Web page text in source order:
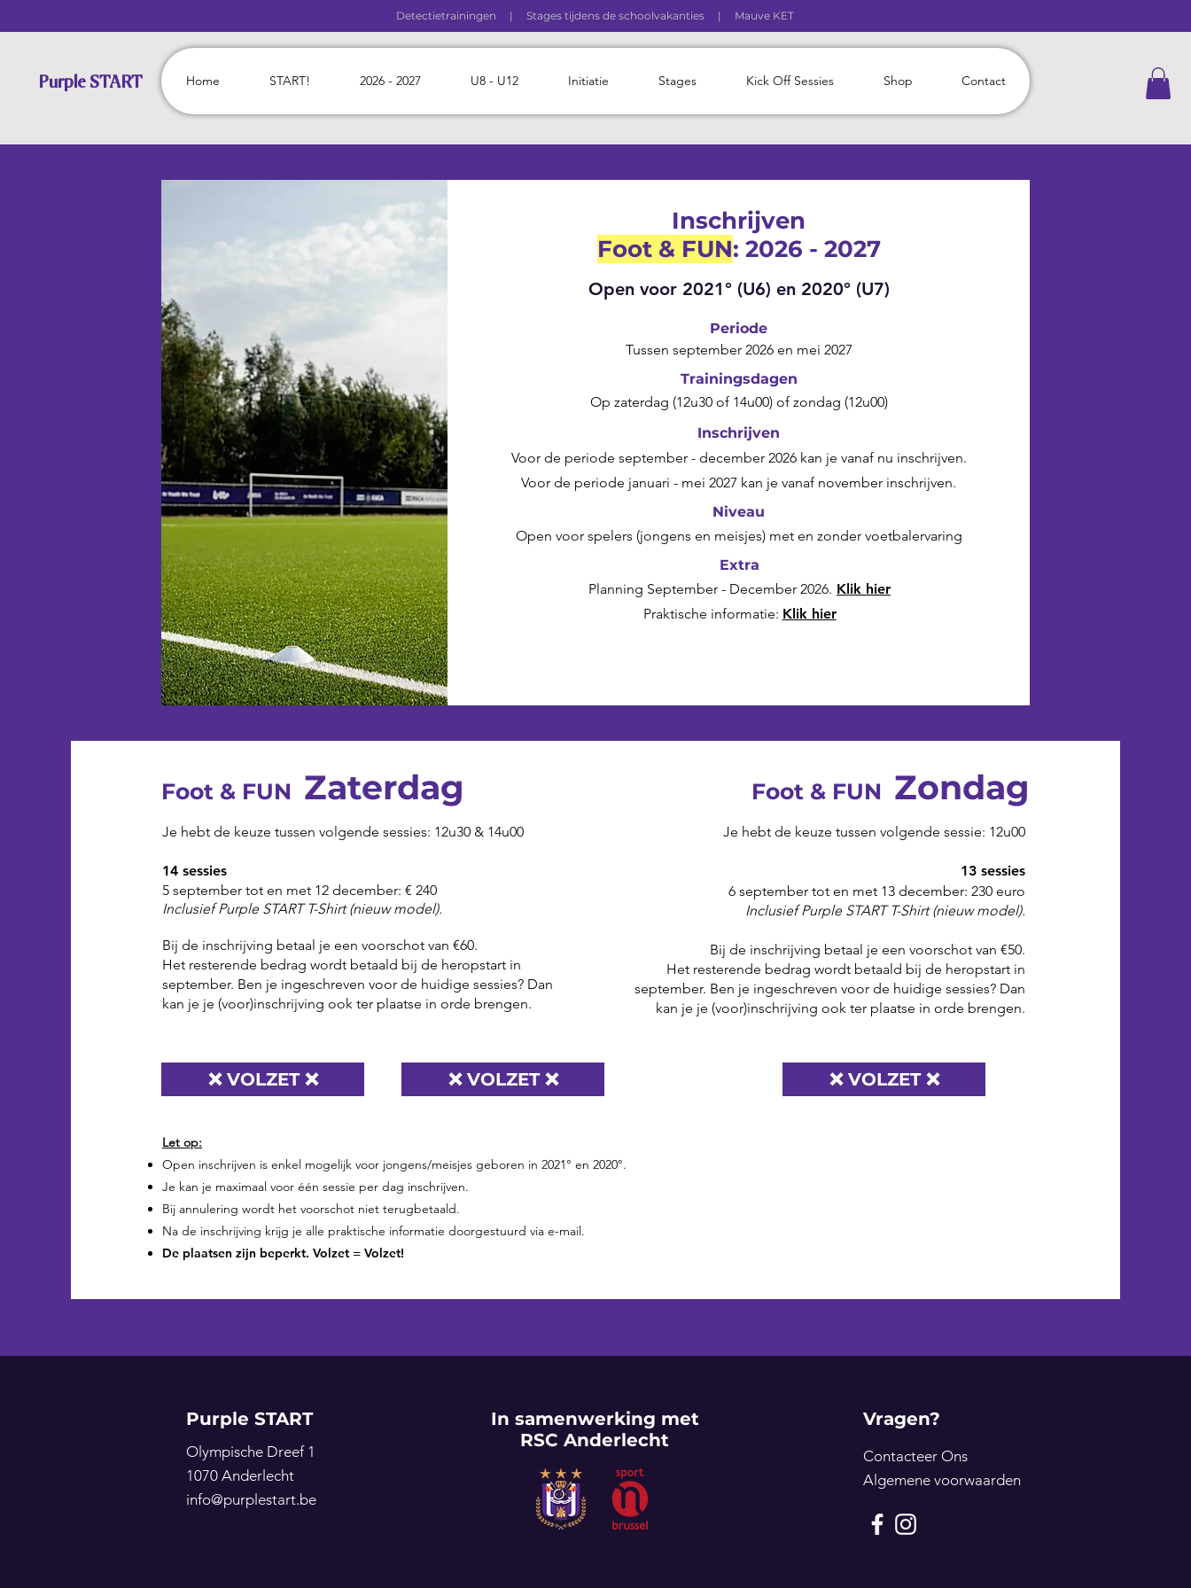
Detectietrainingen | Stages tijdens de schoolvakanties | Mauve KET
Purple START Home START! 2026 - 2027 U8 - U12 Initiatie Stages Kick Off Sessies Shop Contact
Inschrijven
Foot & FUN: 2026 - 2027
Open voor 2021° (U6) en 2020° (U7)
Periode
Tussen september 2026 en mei 2027
Trainingsdagen
Op zaterdag (12u30 of 14u00) of zondag (12u00)
Inschrijven
Voor de periode september - december 2026 kan je vanaf nu inschrijven.
Voor de periode januari - mei 2027 kan je vanaf november inschrijven.
Niveau
Open voor spelers (jongens en meisjes) met en zonder voetbalervaring
Extra
Planning September - December 2026. Klik hier
Praktische informatie: Klik hier
Foot & FUN Zaterdag
Je hebt de keuze tussen volgende sessies: 12u30 & 14u00
14 sessies
5 september tot en met 12 december: € 240
Inclusief Purple START T-Shirt (nieuw model).
Bij de inschrijving betaal je een voorschot van €60.
Het resterende bedrag wordt betaald bij de heropstart in
september. Ben je ingeschreven voor de huidige sessies? Dan
kan je je (voor)inschrijving ook ter plaatse in orde brengen.
❌ VOLZET ❌ ❌ VOLZET ❌
Foot & FUN Zondag
Je hebt de keuze tussen volgende sessie: 12u00
13 sessies
6 september tot en met 13 december: 230 euro
Inclusief Purple START T-Shirt (nieuw model).
Bij de inschrijving betaal je een voorschot van €50.
Het resterende bedrag wordt betaald bij de heropstart in
september. Ben je ingeschreven voor de huidige sessies? Dan
kan je je (voor)inschrijving ook ter plaatse in orde brengen.
❌ VOLZET ❌
Let op:
Open inschrijven is enkel mogelijk voor jongens/meisjes geboren in 2021° en 2020°.
Je kan je maximaal voor één sessie per dag inschrijven.
Bij annulering wordt het voorschot niet terugbetaald.
Na de inschrijving krijg je alle praktische informatie doorgestuurd via e-mail.
De plaatsen zijn beperkt. Volzet = Volzet!
Purple START
Olympische Dreef 1
1070 Anderlecht
info@purplestart.be
In samenwerking met
RSC Anderlecht
Vragen?
Contacteer Ons
Algemene voorwaarden